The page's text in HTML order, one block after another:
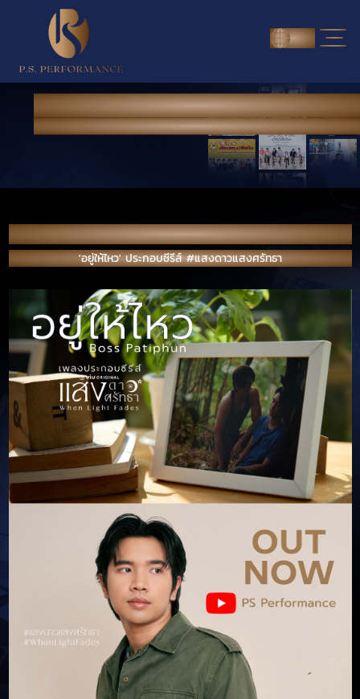
ENG
NEWS & PORTFOLIO
> News & Portfolio
'อยู่ให้ไหว' ประกอบซีรีส์ #แสงดาวแสงศรัทธา
'อยู่ให้ไหว' ประกอบซีรีส์ #แสงดาวแสงศรัทธา